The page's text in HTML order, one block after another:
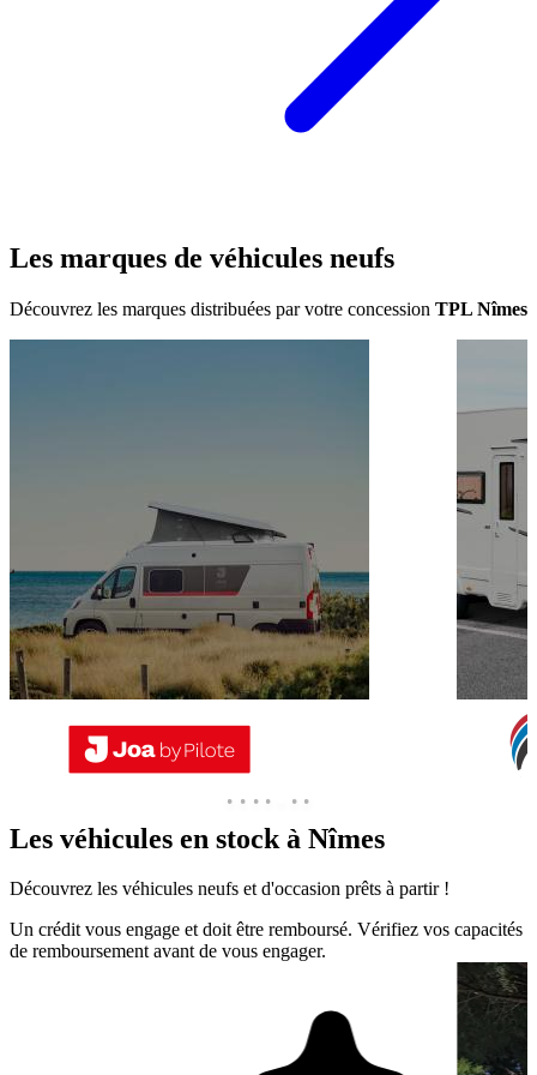
Les marques de véhicules neufs
Découvrez les marques distribuées par votre concession TPL Nîmes
Les véhicules en stock à Nîmes
Découvrez les véhicules neufs et d'occasion prêts à partir !
Un crédit vous engage et doit être remboursé. Vérifiez vos capacités
de remboursement avant de vous engager.